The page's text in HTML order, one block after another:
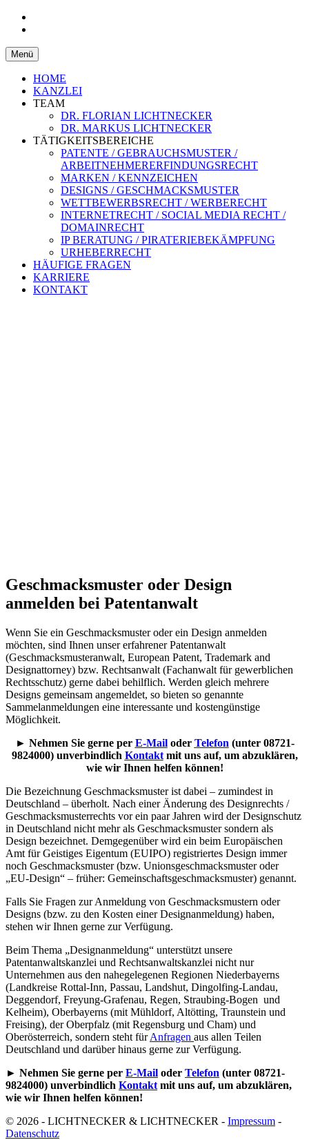
LICHTNECKER &
LICHTNECKER
Patentanwaltskanzlei und
Rechtsanwaltskanzlei Eggenfelden,
Niederbayern
Menü Zum
Inhalt
springen
HOME
KANZLEI
TEAM
DR. FLORIAN LICHTNECKER
DR. MARKUS LICHTNECKER
TÄTIGKEITSBEREICHE
PATENTE / GEBRAUCHSMUSTER /
ARBEITNEHMERERFINDUNGSRECHT
MARKEN / KENNZEICHEN
DESIGNS / GESCHMACKSMUSTER
WETTBEWERBSRECHT / WERBERECHT
INTERNETRECHT / SOCIAL MEDIA RECHT /
DOMAINRECHT
IP BERATUNG / PIRATERIEBEKÄMPFUNG
URHEBERRECHT
HÄUFIGE FRAGEN
KARRIERE
KONTAKT
Geschmacksmuster oder Design
anmelden bei Patentanwalt
Wenn Sie ein Geschmacksmuster oder ein Design anmelden
möchten, sind Ihnen unser erfahrener Patentanwalt
(Geschmacksmusteranwalt, European Patent, Trademark and
Designattorney) bzw. Rechtsanwalt (Fachanwalt für gewerblichen
Rechtsschutz) gerne dabei behilflich. Werden gleich mehrere
Designs gemeinsam angemeldet, so bieten so genannte
Sammelanmeldungen eine interessante und kostengünstige
Möglichkeit.
► Nehmen Sie gerne per E-Mailoder Telefon (unter 08721-
9824000) unverbindlich Kontaktmit uns auf, um abzuklären,
wie wir Ihnen helfen können!
Die Bezeichnung Geschmacksmuster ist dabei – zumindest in
Deutschland – überholt. Nach einer Änderung des Designrechts /
Geschmacksmusterrechts vor ein paar Jahren wird der Designschutz
in Deutschland nicht mehr als Geschmacksmuster sondern als
Design bezeichnet. Demgegenüber wird ein beim Europäischen
Amt für Geistiges Eigentum (EUIPO) registriertes Design immer
noch Geschmacksmuster (bzw. Unionsgeschmacksmuster oder
„EU-Design“ – früher: Gemeinschaftsgeschmacksmuster) genannt.
Falls Sie Fragen zur Anmeldung von Geschmacksmustern oder
Designs (bzw. zu den Kosten einer Designanmeldung) haben,
stehen wir Ihnen gerne zur Verfügung.
Beim Thema „Designanmeldung“ unterstützt unsere
Patentanwaltskanzlei und Rechtsanwaltskanzlei nicht nur
Unternehmen aus den nahegelegenen Regionen Niederbayerns
(Landkreise Rottal-Inn, Passau, Landshut, Dingolfing-Landau,
Deggendorf, Freyung-Grafenau, Regen, Straubing-Bogen und
Kelheim), Oberbayerns (mit Mühldorf, Altötting, Traunstein und
Freising), der Oberpfalz (mit Regensburg und Cham) und
Oberösterreich, sondern steht fürAnfragen aus allen Teilen
Deutschland und darüber hinaus gerne zur Verfügung.
► Nehmen Sie gerne per E-Mail oder Telefon (unter 08721-
9824000) unverbindlich Kontakt mit uns auf, um abzuklären,
wie wir Ihnen helfen können!
© 2026 - LICHTNECKER & LICHTNECKER - Impressum -
Datenschutz